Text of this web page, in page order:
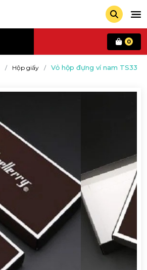
0
Hộp giấy Vỏ hộp đựng ví nam TS33